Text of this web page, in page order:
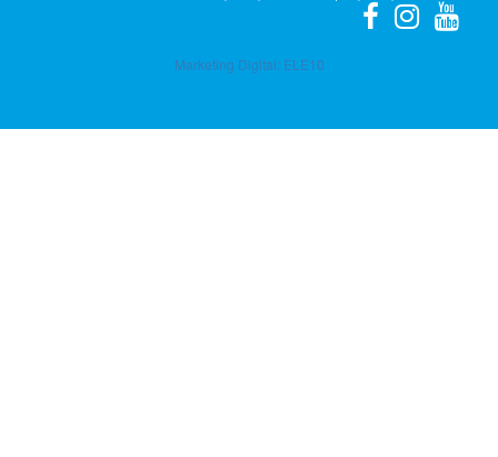
Marketing Digital: ELE10